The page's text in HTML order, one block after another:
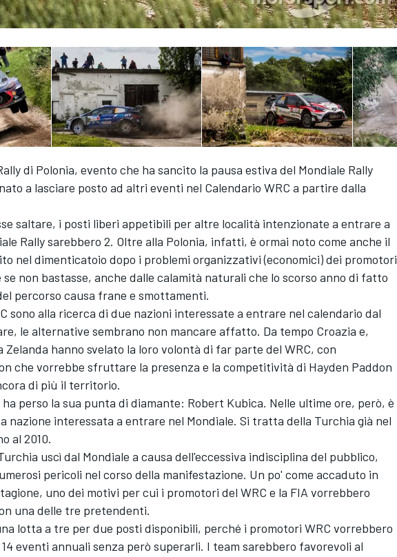
di Polonia, evento che ha sancito la pausa estiva del Mondiale Rally
a lasciare posto ad altri eventi nel Calendario WRC a partire dalla
saltare, i posti liberi appetibili per altre località intenzionate a entrare a
Rally sarebbero 2. Oltre alla Polonia, infatti, è ormai noto come anche il
nel dimenticatoio dopo i problemi organizzativi (economici) dei promotori
se non bastasse, anche dalle calamità naturali che lo scorso anno di fatto
percorso causa frane e smottamenti.
sono alla ricerca di due nazioni interessate a entrare nel calendario dal
le alternative sembrano non mancare affatto. Da tempo Croazia e,
hanno svelato la loro volontà di far parte del WRC, con
che vorrebbe sfruttare la presenza e la competitività di Hayden Paddon
di più il territorio.
perso la sua punta di diamante: Robert Kubica. Nelle ultime ore, però, è
nazione interessata a entrare nel Mondiale. Si tratta della Turchia già nel
al 2010.
uscì dal Mondiale a causa dell'eccessiva indisciplina del pubblico,
pericoli nel corso della manifestazione. Un po' come accaduto in
uno dei motivi per cui i promotori del WRC e la FIA vorrebbero
una delle tre pretendenti.
lotta a tre per due posti disponibili, perché i promotori WRC vorrebbero
eventi annuali senza però superarli. I team sarebbero favorevoli al